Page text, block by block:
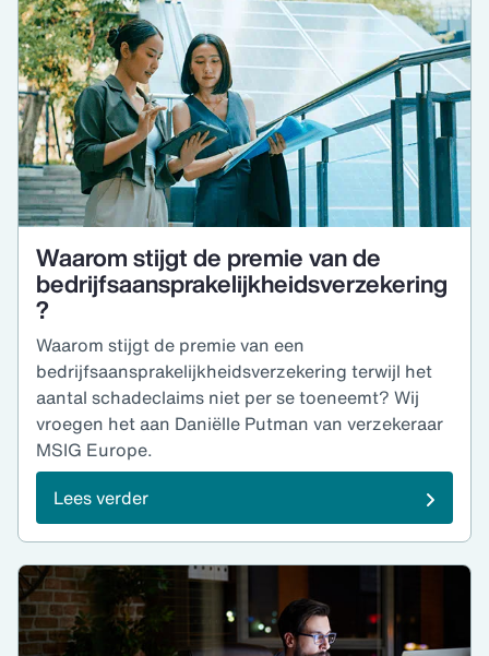
Waarom stijgt de premie van de
bedrijfsaansprakelijkheidsverzekering
?
Waarom stijgt de premie van een
bedrijfsaansprakelijkheidsverzekering terwijl het
aantal schadeclaims niet per se toeneemt? Wij
vroegen het aan Daniëlle Putman van verzekeraar
MSIG Europe.
Lees verder